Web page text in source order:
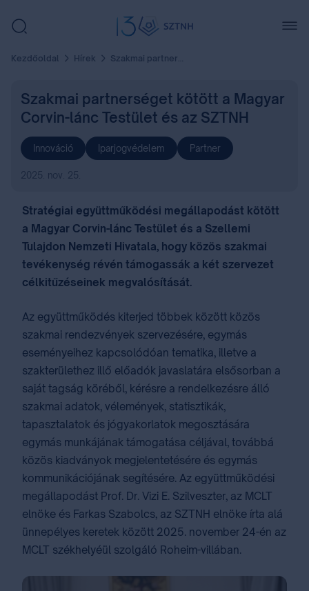
Kezdőoldal Hírek Szakmai partnerséget kötött a Magyar Corvin-lánc Testület és az SZTNH
Szakmai partnerséget kötött a Magyar
Corvin-lánc Testület és az SZTNH
Innováció Iparjogvédelem Partner
2025. nov. 25.
Stratégiai együttműködési megállapodást kötött
a Magyar Corvin-lánc Testület és a Szellemi
Tulajdon Nemzeti Hivatala, hogy közös szakmai
tevékenység révén támogassák a két szervezet
célkitűzéseinek megvalósítását.
Az együttműködés kiterjed többek között közös
szakmai rendezvények szervezésére, egymás
eseményeihez kapcsolódóan tematika, illetve a
szakterülethez illő előadók javaslatára elsősorban a
saját tagság köréből, kérésre a rendelkezésre álló
szakmai adatok, vélemények, statisztikák,
tapasztalatok és jógyakorlatok megosztására
egymás munkájának támogatása céljával, továbbá
közös kiadványok megjelentetésére és egymás
kommunikációjának segítésére. Az együttműködési
megállapodást Prof. Dr. Vizi E. Szilveszter, az MCLT
elnöke és Farkas Szabolcs, az SZTNH elnöke írta alá
ünnepélyes keretek között 2025. november 24-én az
MCLT székhelyéül szolgáló Roheim-villában.